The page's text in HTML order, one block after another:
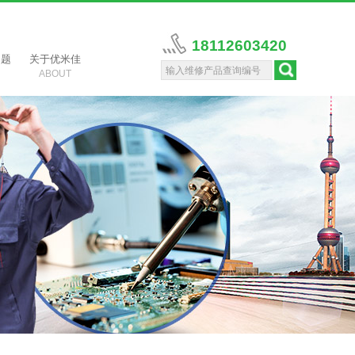
关于优米佳
ABOUT
18112603420